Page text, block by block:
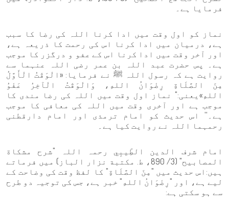
فرمایا ہے۔
نماز کو اول وقت میں ادا کرنا اللہ کی رضا کا سبب
ہے، درمیان میں ادا کرنا اس کی رحمت کا ذریعہ ہے،
اور آخر وقت میں ادا کرنا اس کے عفو و درگزر کا موجب
ہے۔ پس حضرت عبد اللہ بن عمر رضی اللہ عنہما سے
روایت ہے کہ رسول اللہ ﷺ نے فرمایا: «الْوَقْتُ الْأَوَّلُ
مِنَ الصَّلَاةِ رِضْوَانُ اللهِ، وَالْوَقْتُ الْآخِرُ عَفْوُ
اللهِ»یعنی:" نماز اول وقت میں اللہ کی رضا مندی کا
موجب ہے اور آخری وقت میں اللہ کی معافی کا موجب
ہے۔'' اس حدیث کو امام ترمذی اور امام دارقطنی
رحمہما اللہ نے روایت کیا ہے۔
امام شرف الدین الطِّیبِي رحمہ اللہ "شرح مشكاة
المصابيح" (3/ 890، ط. مكتبة نزار الباز) میں فرماتے
ہیں:اس حدیث میں "مِنَ الصَّلَاةِ" کا لفظ وقت کی وضاحت کے
لیے ہے، اور "رِضْوَانُ اللهِ" خبر ہے، جس کی توجیہ دو طرح
سے ہو سکتی ہے: